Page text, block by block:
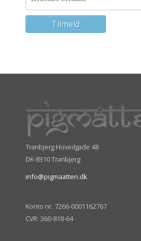
Tranbjerg Hovedgade 48
DK-8310 Tranbjerg
info@pigmaatten.dk
Konto nr. 7266-0001162767
CVR: 360-818-64